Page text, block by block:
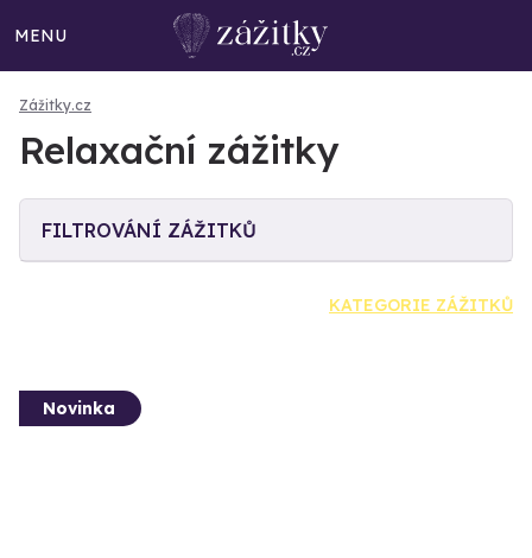
MENU
Zážitky.cz
Relaxační zážitky
FILTROVÁNÍ ZÁŽITKŮ
KATEGORIE ZÁŽITKŮ
Novinka